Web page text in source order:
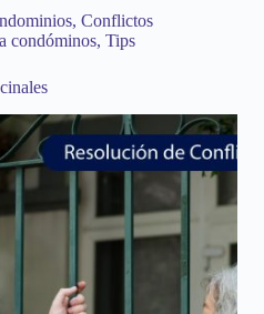
, Conflictos
condóminos, Tips